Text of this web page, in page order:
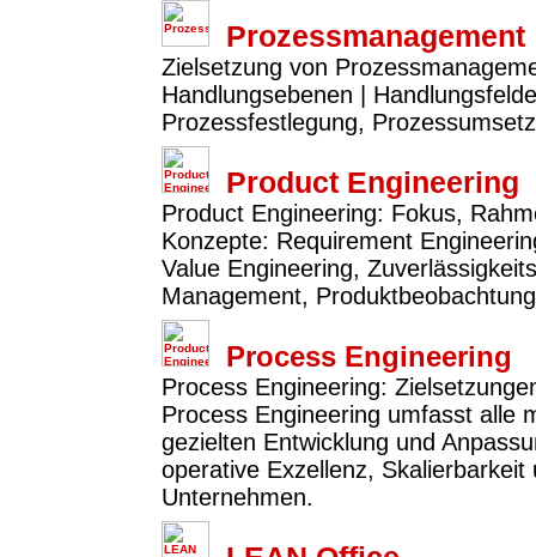
Prozessmanagement
Zielsetzung von
Handlungsebenen |
Prozessfestlegung,
Product Engineering
Product Engineering: Fokus,
Konzepte: Requirement
Value Engineering,
Management,
Process Engineering
Process Engineering:
Process Engineering umfasst alle
gezielten Entwicklung und
operative Exzellenz,
Unternehmen.